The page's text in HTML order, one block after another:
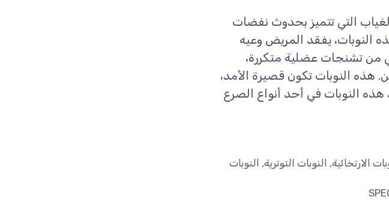
التي تتميز بحدوث نفضات
النوبات، يفقد المريض وعيه
من تشنجات عضلية متكررة،
هذه النوبات تكون قصيرة الأمد،
النوبات في أحد أنواع الصرع
الارتخائية, النوبات التوترية, النوبات